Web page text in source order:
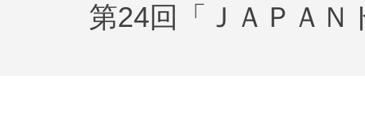
第24回「ＪＡＰＡＮ